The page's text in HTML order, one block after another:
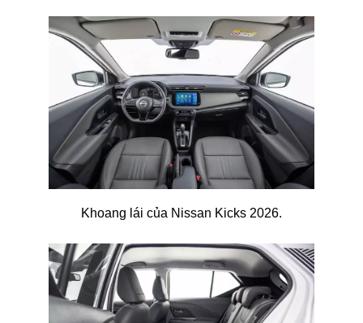
Khoang lái của Nissan Kicks 2026.